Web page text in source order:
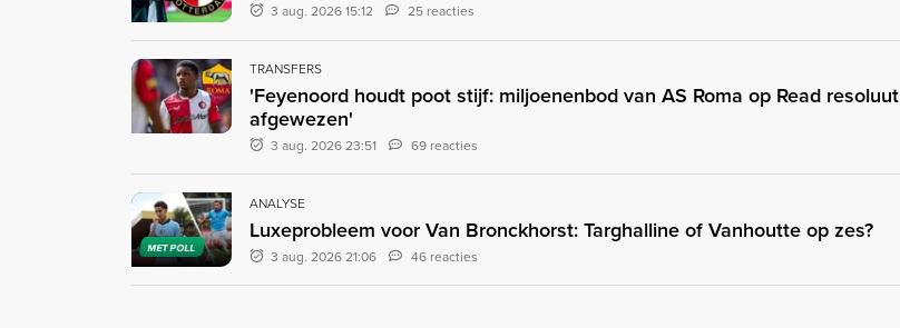
3 aug. 2026 15:12 25 reacties
TRANSFERS
'Feyenoord houdt poot stijf: miljoenenbod van AS Roma op Read resoluut
afgewezen'
3 aug. 2026 23:51 69 reacties
MET POLL
ANALYSE
Luxeprobleem voor Van Bronckhorst: Targhalline of Vanhoutte op zes?
3 aug. 2026 21:06 46 reacties